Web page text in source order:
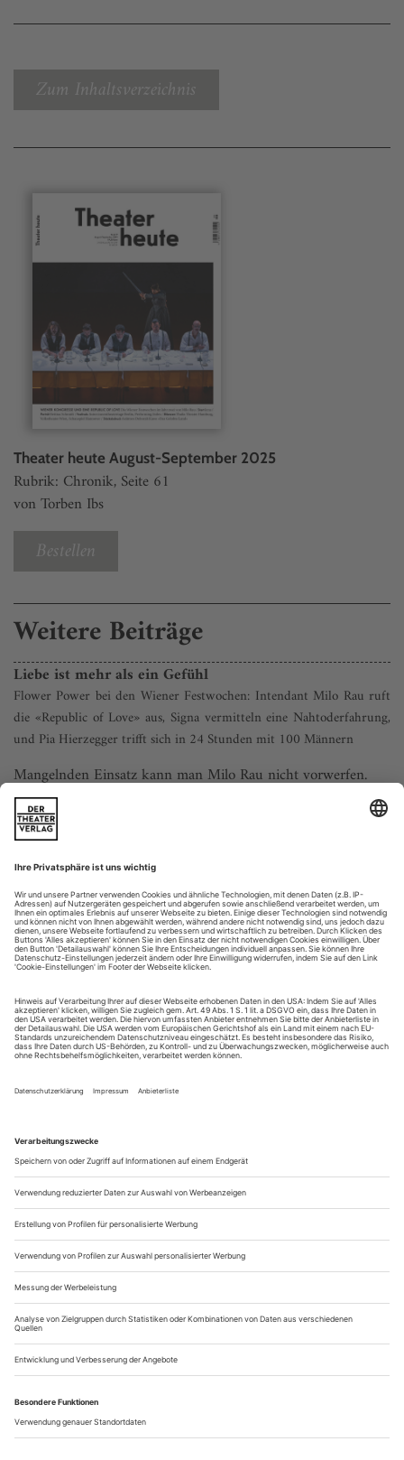
Zum Inhaltsverzeichnis
Theater heute August-September 2025
Rubrik: Chronik, Seite 61
von Torben Ibs
Bestellen
Weitere Beiträge
Liebe ist mehr als ein Gefühl
Flower Power bei den Wiener Festwochen: Intendant Milo Rau ruft
die «Republic of Love» aus, Signa vermitteln eine Nahtoderfahrung,
und Pia Hierzegger trifft sich in 24 Stunden mit 100 Männern
Mangelnden Einsatz kann man Milo Rau nicht vorwerfen.
Auch in seinem zweiten Jahr als Intendant der Wiener
Festwochen war der Schweizer Regisseur omnipräsent. Er
brachte zwei Inszenierungen und eine Leseaufführung zur
Premiere und war auch an einer Diskursreihe federführend
beteiligt. Damit nicht genug: Rau versteht es wie kein
Intendant vor ihm, die Festwochen...
Im Osten was Neues
Daniel Morgenroths Kollektivkunstwerk «Gatsby!» und Roland
Schimmelpfennigs Tolstoi-Bearbeitung «Krieg und Frieden» in der
Regie von Charly Hübner locken in Neustrelitz, Görlitz und
Studentenbewegung die vollständige Entnazifizierung der
Bundesrepublik forderte, neue Familien- und
Arbeitsstrukturen erprobte, wurden in der DDR zaghafte
Proteste gegen den Einmarsch sowjetischer Truppen in Prag
sofort unterdrückt. Und doch reflektierte auch...
​​​​​​​100 Jahre vorwärts?
Ein Festival im Frankfurter Stadtraum erinnert an die 1. Arbeiter-
Olympiade vor 100 Jahren und erzählt Emanzipationsgeschichten
Auf dem Paulsplatz ist eine Rennstrecke markiert. Umsäumt
von pinken Fahnen, nur einhundert Meter lang. Der
Moderator trägt einen blauen Arbeiterkittel samt
Schirmmütze, die Fahrräder haben mit den Rennmaschinen
der Tour de France wenig gemeinsam. Aber es geht ohnehin